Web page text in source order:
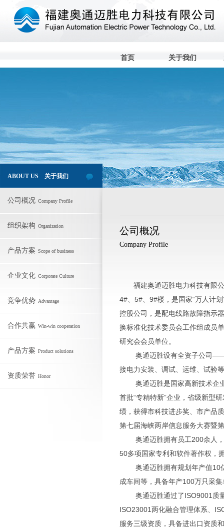
首页 关于我们
ABOUT US 关于我们
公司概况 Company Profile
组织架构 Organization
产品方案 Scope of business
企业文化 Corporate Culture
竞争优势 Advantage
合作共赢 Win-win cooperation
产品方案 Product solutions
资质荣誉 Honor
公司概况
Company Profile
福建奥通迈胜电力科技有限公
4#、5#、9#楼，是国家“万人计
控股公司，是配电线路故障指示
换标准化技术委员会工作组成员
研究会会员单位。
奥通迈胜设有全资子公司——
接电力安装、调试、运维、试验
奥通迈胜是国家高新技术企业
首批“专精特新”企业，省级新型
绩，获得市科技进步奖、市产品
第七届海峡两岸信息服务大赛暨
奥通迈胜拥有员工200余人，
50多项国家专利和软件著作权，
奥通迈胜拥有规划年产值10亿
成车间等，具备年产100万只采
奥通迈胜通过了ISO9001质量
ISO23001两化融合管理体系、
服务三级资质，具备进出口资质